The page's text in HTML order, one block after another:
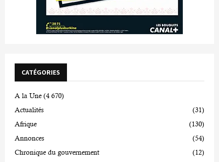
CATÉGORIES
A la Une (4 670)
Actualités
(31)
Afrique
(130)
Annonces
(54)
Chronique du gouvernement
(12)